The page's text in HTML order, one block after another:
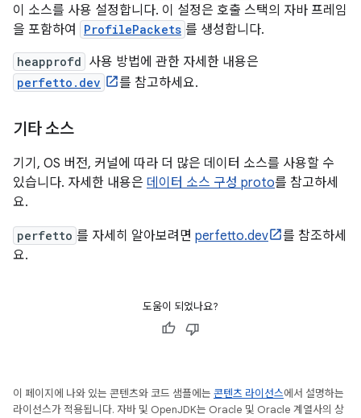
이 소스를 사용 설정합니다. 이 설정은 호출 스택의 자바 프레임
을 포함하여
ProfilePackets 를 생성합니다.
heapprofd 사용 방법에 관한 자세한 내용은
perfetto.dev 를 참고하세요.
기타 소스
기기, OS 버전, 커널에 따라 더 많은 데이터 소스를 사용할 수
있습니다. 자세한 내용은 데이터 소스 구성 proto를 참고하세
요.
perfetto 를 자세히 알아보려면 perfetto.dev
를 참조하세
요.
도움이 되었나요?
이 페이지에 나와 있는 콘텐츠와 코드 샘플에는 콘텐츠 라이선스에서 설명하는
라이선스가 적용됩니다. 자바 및 OpenJDK는 Oracle 및 Oracle 계열사의 상